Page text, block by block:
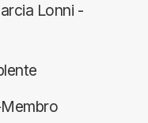
Lonni -